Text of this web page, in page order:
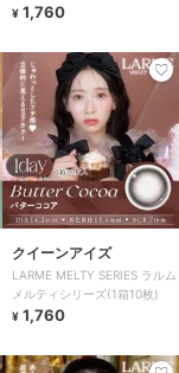
¥ 1,760
クイーンアイズ
LARME MELTY SERIES ラルム
メルティシリーズ(1箱10枚)
¥ 1,760